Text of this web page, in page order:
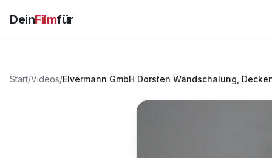
DeinFilmfür
Start/Videos/Elvermann GmbH Dorsten Wandschalung,